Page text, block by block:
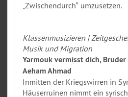
„Zwischendurch‟ umzusetzen.
Klassenmusizieren |
Musik und Migration
Yarmouk vermisst dich, Bruder
Aeham Ahmad
Inmitten der Kriegswirren in
Häuserruinen nimmt ein